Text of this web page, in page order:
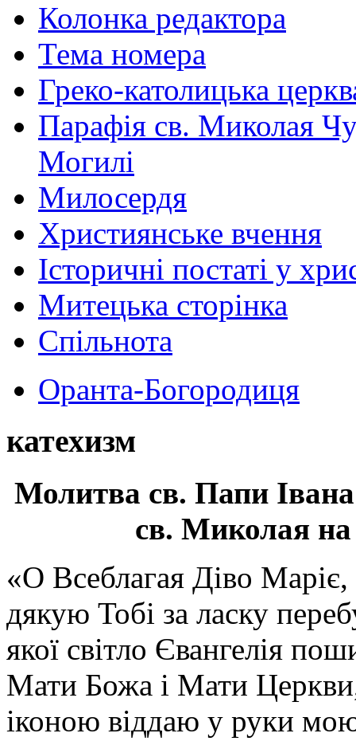
Колонка редактора
Тема номера
Греко-католицька
Парафія св. Миколая
Могилі
Милосердя
Християнське вчення
Історичні постаті у
Митецька сторінка
Спільнота
Оранта-Богородиця
катехизм
Молитва св. Папи
св. Миколая на
«О Всеблагая Діво
дякую Тобі за ласку
якої світло Євангелія
Мати Божа і Мати
іконою віддаю у руки